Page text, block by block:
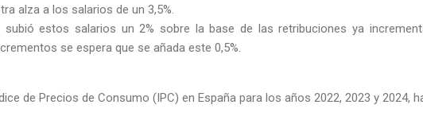
alza a los salarios de un 3,5%.
subió estos salarios un 2% sobre la base de las retribuciones ya
se espera que se añada este 0,5%.
de Precios de Consumo (IPC) en España para los años 2022, 2023 y 2024,